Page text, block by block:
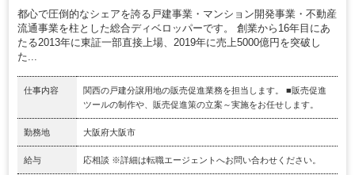
都心で圧倒的なシェアを誇る戸建事業・マンション開発事業・不動産
流通事業を柱とした総合ディベロッパーです。 創業から16年目にあ
たる2013年に東証一部直接上場、2019年に売上5000億円を突破し
た...
仕事内容
関西の戸建分譲用地の販売促進業務を担当します。 ■販売促進
ツールの制作や、販売促進策の立案～実施をお任せします。
勤務地 大阪府大阪市
給与 応相談 ※詳細は転職エージェントへお問い合わせください。